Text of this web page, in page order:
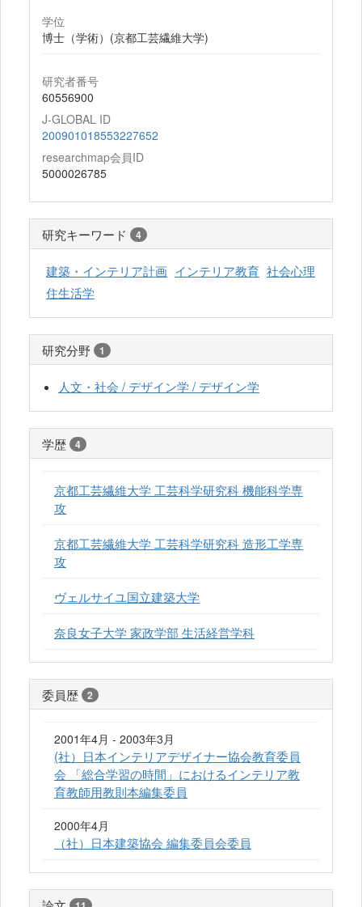
学位
博士（学術）(京都工芸繊維大学)
研究者番号
60556900
J-GLOBAL ID
200901018553227652
researchmap会員ID
5000026785
研究キーワード 4
建築・インテリア計画 インテリア教育 社会心理
住生活学
研究分野 1
人文・社会 / デザイン学 / デザイン学
学歴 4
京都工芸繊維大学 工芸科学研究科 機能科学専
攻
京都工芸繊維大学 工芸科学研究科 造形工学専
攻
ヴェルサイユ国立建築大学
奈良女子大学 家政学部 生活経営学科
委員歴 2
2001年4月 - 2003年3月
(社）日本インテリアデザイナー協会教育委員
会 「総合学習の時間」におけるインテリア教
育教師用教則本編集委員
2000年4月
（社）日本建築協会 編集委員会委員